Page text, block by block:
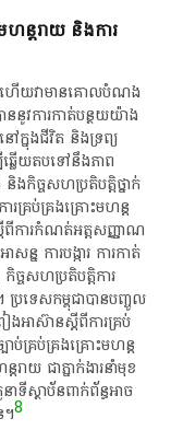
ហន្តរាយ​ និង​ការ​
៥​ ហើយ​វា​មាន​គោលបំណង​
ន​នូវ​ការ​កាត់​បន្ថយ​យ៉ាង​
ក្នុង​ជីវិត​ និង​ទ្រព្យ
ឆ្លើយ​តប​ទៅ​នឹង​ភាព​
ង​កិច្ច​សហ​ប្រតិបត្តិ​ថ្នាក់​
រ​គ្រប់គ្រង​គ្រោះ​មហន្ត
តី​ពី​ការ​កំណត់​អត្តសញ្ញាណ​
ន​ ការ​បង្ការ​ ការ​កាត់​
កិច្ច​សហប្រតិបត្តិការ​
ប្រទេស​កម្ពុជា​បាន​បញ្ចូល​
ៀង​អាស៊ាន​ស្តី​ពី​ការ​គ្រប់
បាប់​គ្រប់គ្រង​គ្រោះ​មហន្ត
ាយ​ ជា​ភ្នាក់ងារ​នាំមុខ​
ាទី​ស្ថាប័ន​ពាក់ព័ន្ធ​អាច​
។​8